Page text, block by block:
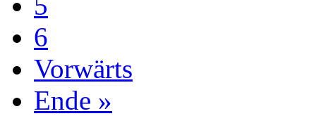
6
Vorwärts
Ende »